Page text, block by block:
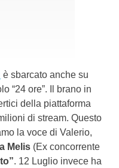
è sbarcato anche su
“24 ore”. Il brano in
della piattaforma
di stream. Questo
la voce di Valerio,
Melis (Ex concorrente
. 12 Luglio invece ha